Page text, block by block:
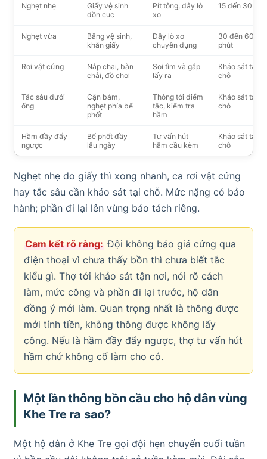
Nghẹt nhẹ
Giấy vệ sinh
dồn cục
Pít tông, dây lò
xo
15 đến 30
Nghẹt vừa
Băng vệ sinh,
khăn giấy
Dây lò xo
chuyên dụng
30 đến 60
phút
Rơi vật cứng
Nắp chai, bàn
chải, đồ chơi
Soi tìm và gắp
lấy ra
Khảo sát tại
chỗ
Tắc sâu dưới
ống
Cặn bám,
nghẹt phía bể
phốt
Thông tới điểm
tắc, kiểm tra
hầm
Khảo sát tại
chỗ
Hầm đầy đẩy
ngược
Bể phốt đầy
lâu ngày
Tư vấn hút
hầm cầu kèm
Khảo sát tại
chỗ
Nghẹt nhẹ do giấy thì xong nhanh, ca rơi vật cứng
hay tắc sâu cần khảo sát tại chỗ. Mức nặng có bảo
hành; phần đi lại lên vùng báo tách riêng.
Cam kết rõ ràng: Đội không báo giá cứng qua
điện thoại vì chưa thấy bồn thì chưa biết tắc
kiểu gì. Thợ tới khảo sát tận nơi, nói rõ cách
làm, mức công và phần đi lại trước, hộ dân
đồng ý mới làm. Quan trọng nhất là thông được
mới tính tiền, không thông được không lấy
công. Nếu là hầm đầy đẩy ngược, thợ tư vấn hút
hầm chứ không cố làm cho có.
Một lần thông bồn cầu cho hộ dân vùng
Khe Tre ra sao?
Một hộ dân ở Khe Tre gọi đội hẹn chuyến cuối tuần